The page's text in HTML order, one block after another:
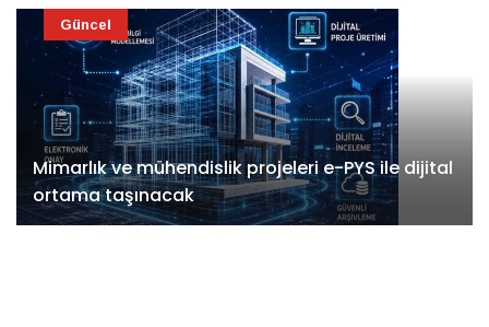
Mimarlık ve mühendislik projeleri e-PYS ile dijital
ortama taşınacak
Güncel